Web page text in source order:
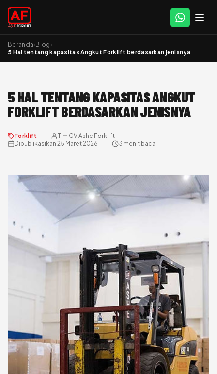
Beranda› Blog ›
5 Hal tentang kapasitas Angkut Forklift berdasarkan jenisnya
5 HAL TENTANG KAPASITAS ANGKUT
FORKLIFT BERDASARKAN JENISNYA
Forklift
Tim CV Ashe Forklift
Dipublikasikan 25 Maret 2026
3 menit baca